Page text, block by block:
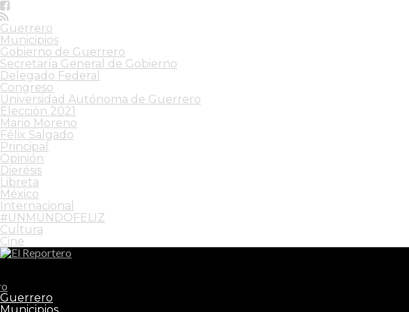
Guerrero
Municipios
Gobierno de Guerrero
Secretaría General de Gobierno
Delegado Federal
Congreso
Universidad Autónoma de Guerrero
Elección 2021
Mario Moreno
Félix Salgado
Principal
Opinión
Dierésis
Libreta
México
Internacional
#UNMUNDOFELIZ
Cultura
Cine
El Reportero
Guerrero